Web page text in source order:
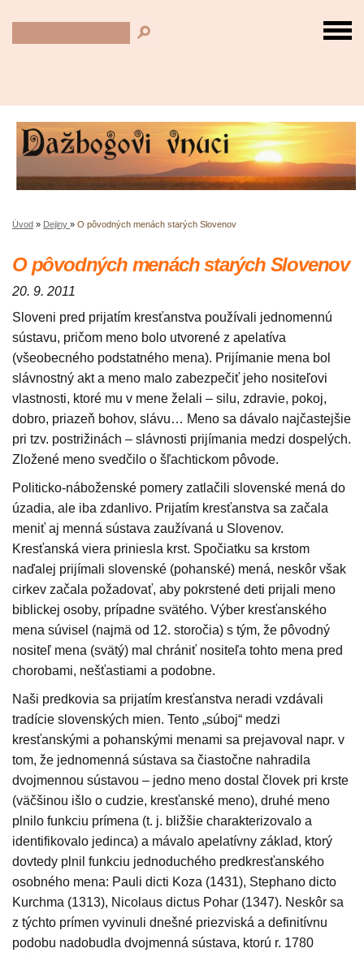
Úvod » Dejiny » O pôvodných menách starých Slovenov
O pôvodných menách starých Slovenov
20. 9. 2011
Sloveni pred prijatím kresťanstva používali jednomennú
sústavu, pričom meno bolo utvorené z apelatíva
(všeobecného podstatného mena). Prijímanie mena bol
slávnostný akt a meno malo zabezpečiť jeho nositeľovi
vlastnosti, ktoré mu v mene želali – silu, zdravie, pokoj,
dobro, priazeň bohov, slávu… Meno sa dávalo najčastejšie
pri tzv. postrižinách – slávnosti prijímania medzi dospelých.
Zložené meno svedčilo o šľachtickom pôvode.
Politicko-náboženské pomery zatlačili slovenské mená do
úzadia, ale iba zdanlivo. Prijatím kresťanstva sa začala
meniť aj menná sústava zaužívaná u Slovenov.
Kresťanská viera priniesla krst. Spočiatku sa krstom
naďalej prijímali slovenské (pohanské) mená, neskôr však
cirkev začala požadovať, aby pokrstené deti prijali meno
biblickej osoby, prípadne svätého. Výber kresťanského
mena súvisel (najmä od 12. storočia) s tým, že pôvodný
nositeľ mena (svätý) mal chrániť nositeľa tohto mena pred
chorobami, nešťastiami a podobne.
Naši predkovia sa prijatím kresťanstva neradi vzdávali
tradície slovenských mien. Tento „súboj“ medzi
kresťanskými a pohanskými menami sa prejavoval napr. v
tom, že jednomenná sústava sa čiastočne nahradila
dvojmennou sústavou – jedno meno dostal človek pri krste
(väčšinou išlo o cudzie, kresťanské meno), druhé meno
plnilo funkciu prímena (t. j. bližšie charakterizovalo a
identifikovalo jedinca) a mávalo apelatívny základ, ktorý
dovtedy plnil funkciu jednoduchého predkresťanského
osobného mena: Pauli dicti Koza (1431), Stephano dicto
Kurchma (1313), Nicolaus dictus Pohar (1347). Neskôr sa
z týchto prímen vyvinuli dnešné priezviská a definitívnu
podobu nadobudla dvojmenná sústava, ktorú r. 1780